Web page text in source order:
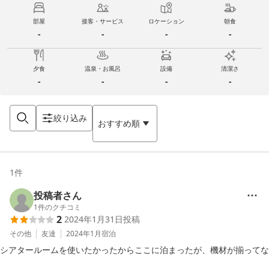
部屋
-
接客・サービス
-
ロケーション
-
朝食
-
夕食
-
温泉・お風呂
-
設備
-
清潔さ
-
絞り込み おすすめ順
1件
投稿者さん
1件のクチコミ
2 2024年1月31日投稿
その他 友達 2024年1月宿泊
シアタールームを使いたかったからここに泊まったが、機材が揃ってな